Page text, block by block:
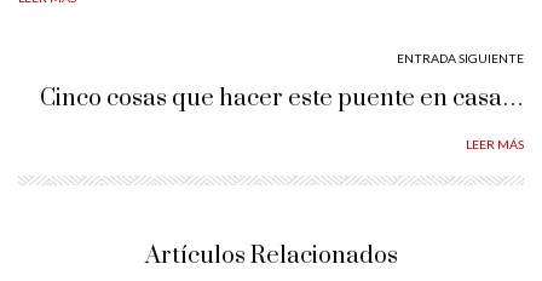
ENTRADA SIGUIENTE
Cinco cosas que hacer este puente en casa…
LEER MÁS
Artículos Relacionados